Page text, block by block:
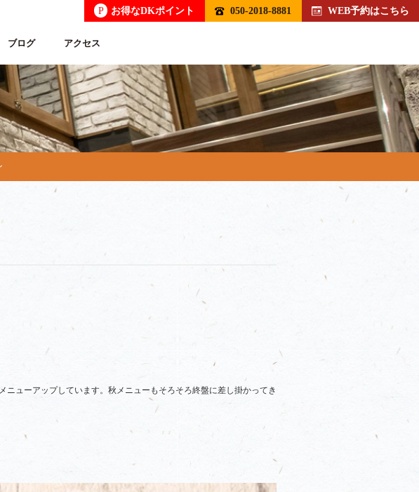
P お得なDKポイント 050-2018-8881 WEB予約はこちら
ブログ アクセス
ニューアップしています。秋メニューもそろそろ終盤に差し掛かってき